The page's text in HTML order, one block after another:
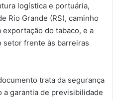
logística e portuária,
Rio Grande (RS), caminho
do tabaco, e a
setor frente às barreiras
trata da segurança
garantia de previsibilidade